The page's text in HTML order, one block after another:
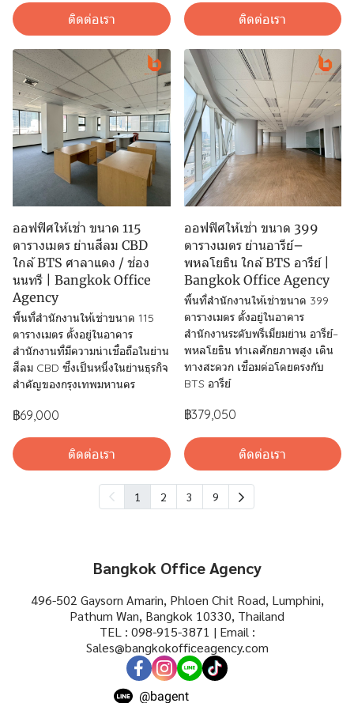
ติดต่อเรา ติดต่อเรา
ออฟฟิศให้เช่า ขนาด 115
ตารางเมตร ย่านสีลม CBD
ใกล้ BTS ศาลาแดง / ช่อง
นนทรี | Bangkok Office
Agency
พื้นที่สำนักงานให้เช่าขนาด 115
ตารางเมตร ตั้งอยู่ในอาคาร
สำนักงานที่มีความน่าเชื่อถือในย่าน
สีลม CBD ซึ่งเป็นหนึ่งในย่านธุรกิจ
สำคัญของกรุงเทพมหานคร
฿69,000
ติดต่อเรา
ออฟฟิศให้เช่า ขนาด 399
ตารางเมตร ย่านอารีย์–
พหลโยธิน ใกล้ BTS อารีย์ |
Bangkok Office Agency
พื้นที่สำนักงานให้เช่าขนาด 399
ตารางเมตร ตั้งอยู่ในอาคาร
สำนักงานระดับพรีเมียมย่าน อารีย์–
พหลโยธิน ทำเลศักยภาพสูง เดิน
ทางสะดวก เชื่อมต่อโดยตรงกับ
BTS อารีย์
฿379,050
ติดต่อเรา
1 2 3 9
Bangkok Office Agency
496-502 Gaysorn Amarin, Phloen Chit Road, Lumphini,
Pathum Wan, Bangkok 10330, Thailand
TEL : 098-915-3871 | Email :
Sales@bangkokofficeagency.com
@bagent